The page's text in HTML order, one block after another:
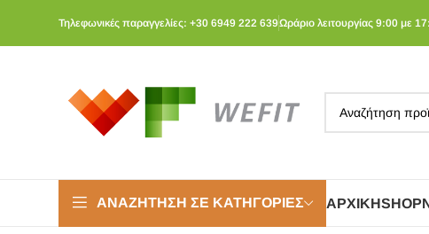
Τηλεφωνικές παραγγελίες: +30 6949 222 639Ωράριο λειτουργίας 9:00 με
ΑΝΑΖΉΤΗΣΗ ΣΕ ΚΑΤΗΓΟΡΊΕΣ ΑΡΧΙΚΉSHOP